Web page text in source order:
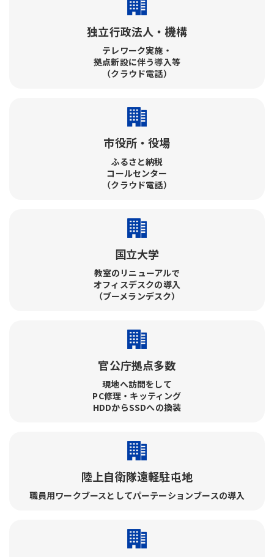
独立行政法人・機構
テレワーク実施・​
拠点新設に伴う導入等
（クラウド電話）
市役所・役場
ふるさと納税​
コールセンター​
（クラウド電話）
国立大学
教室のリニューアルで​
オフィスデスクの導入​
（ブーメランデスク）
官公庁拠点多数
現地へ訪問をして​
PC修理・キッティング​
HDDからSSDへの換装
陸上自衛隊遠軽駐屯地
職員用ワークブースとしてパーテーションブースの導入